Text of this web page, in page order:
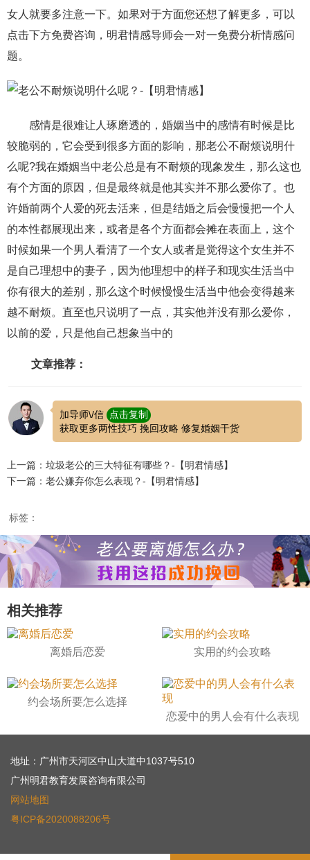
女人就要多注意一下。如果对于方面您还想了解更多，可以
点击下方免费咨询，明君情感导师会一对一免费分析情感问
题。
感情是很难让人琢磨透的，婚姻当中的感情有时候是比
较脆弱的，它会受到很多方面的影响，那老公不耐烦说明什
么呢?我在婚姻当中老公总是有不耐烦的现象发生，那么这也
有个方面的原因，但是最终就是他其实并不那么爱你了。也
许婚前两个人爱的死去活来，但是结婚之后会慢慢把一个人
的本性都展现出来，或者是各个方面都会摊在表面上，这个
时候如果一个男人看清了一个女人或者是觉得这个女生并不
是自己理想中的妻子，因为他理想中的样子和现实生活当中
你有很大的差别，那么这个时候慢慢生活当中他会变得越来
越不耐烦。直至也只说明了一点，其实他并没有那么爱你，
以前的爱，只是他自己想象当中的
文章推荐：
加导师\/信
点击复制
获取更多两性技巧 挽回攻略 修复婚姻干货
上一篇：垃圾老公的三大特征有哪些？-【明君情感】
下一篇：老公嫌弃你怎么表现？-【明君情感】
标签：
相关推荐
离婚后恋爱 实用的约会攻略
约会场所要怎么选择
恋爱中的男人会有什么表现
地址：广州市天河区中山大道中1037号510
广州明君教育发展咨询有限公司
网站地图
粤ICP备2020088206号